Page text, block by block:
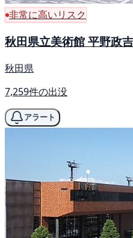
非常に高いリスク
秋田県立美術館 平野政
秋田県
7,259件の出没
アラート